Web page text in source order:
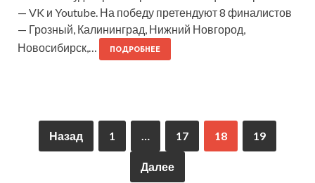
— VK и Youtube. На победу претендуют 8 финалистов
— Грозный, Калининград, Нижний Новгород,
Новосибирск,…
ПОДРОБНЕЕ
Назад 1 17 18 19
Далее